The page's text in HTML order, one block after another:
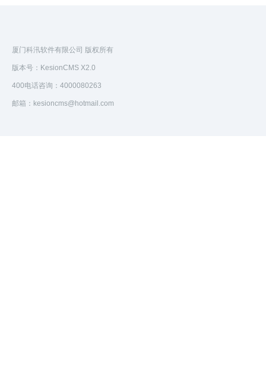
厦门科汛软件有限公司 版权所有
版本号：KesionCMS X2.0
400电话咨询：4000080263
邮箱：kesioncms@hotmail.com